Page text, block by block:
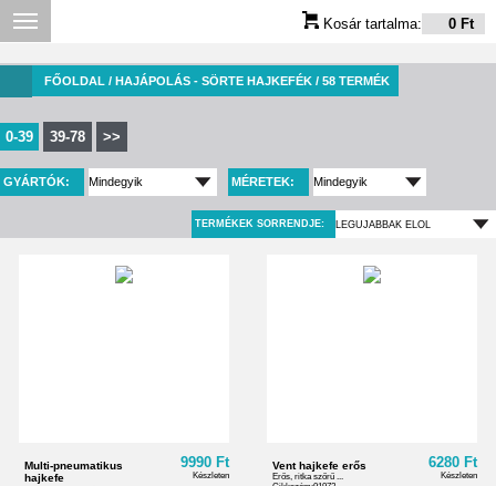
Kosár tartalma: 0 Ft
FŐOLDAL / HAJÁPOLÁS - SÖRTE HAJKEFÉK / 58 TERMÉK
0-39 39-78 >>
GYÁRTÓK: MÉRETEK:
TERMÉKEK SORRENDJE:
Multi-pneumatikus
hajkefe
9990 Ft
Készleten
Vent hajkefe erős
Erős, ritka szőrű ...
6280 Ft
Készleten